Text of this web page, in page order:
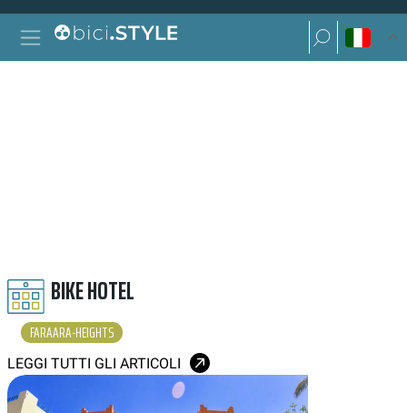
Vai al contenuto
Navigazione principale
Ricerca per:
Ricerca per:
BIKE HOTEL
FARAARA-HEIGHTS
LEGGI TUTTI GLI ARTICOLI